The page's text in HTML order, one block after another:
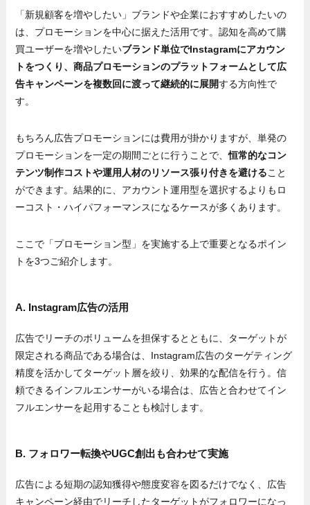
「新規顧客を増やしたい」ブランドや企業におすすめしたいの
は、プロモーションを中心に据えた活用です。認知を高めて購
買ユーザーを増やしたいブランド単位でInstagramにアカウン
トをつくり、商品プロモーションのプラットフォームとして広
告キャンペーンを複数回に渡って継続的に展開する方向性で
す。
もちろん広告プロモーションには費用が掛かりますが、単発の
プロモーションを一定の期間ごとに行うことで、恒常的なコン
テンツ制作コストや運用人材のリソース張り付きを避けること
ができます。結果的に、アカウント運用型を選択するよりもロ
ーコスト・ハイパフォーマンスになるケースが多くあります。
ここで「プロモーション型」を実施する上で重要となるポイン
トを3つご紹介します。
A. Instagram広告の活用
広告でリーチのボリュームを担保するとともに、ターゲットが
限定される商品である場合は、Instagram広告のターゲティング
精度を活かしてターゲット層を絞り、効果的な配信を行う。信
頼できるインフルエンサーがいる場合は、広告と合わせてイン
フルエンサーを起用することも検討します。
B. フォロワー転換やUGC創出も合わせて実施
広告による短期の認知獲得や態度変容を図るだけでなく、広告
キャンペーン経由でリーチしたターゲットがフォロワーになっ